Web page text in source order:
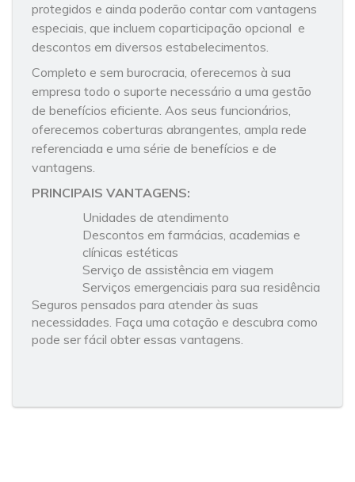
protegidos e ainda poderão contar com vantagens
especiais, que incluem coparticipação opcional e
descontos em diversos estabelecimentos.
Completo e sem burocracia, oferecemos à sua
empresa todo o suporte necessário a uma gestão
de benefícios eficiente. Aos seus funcionários,
oferecemos coberturas abrangentes, ampla rede
referenciada e uma série de benefícios e de
vantagens.
PRINCIPAIS VANTAGENS:
Unidades de atendimento
Descontos em farmácias, academias e
clínicas estéticas
Serviço de assistência em viagem
Serviços emergenciais para sua residência
Seguros pensados para atender às suas
necessidades. Faça uma cotação e descubra como
pode ser fácil obter essas vantagens.